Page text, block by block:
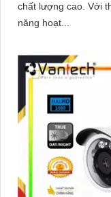
chất lượng cao. Với thời gian phản hồi nhanh chóng và khả
năng hoạt...